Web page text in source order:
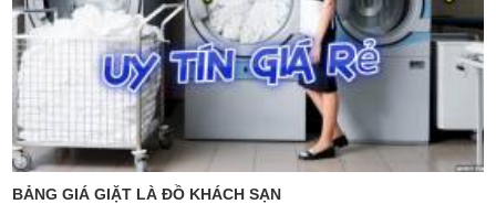
BẢNG GIÁ GIẶT LÀ ĐỒ KHÁCH SẠN